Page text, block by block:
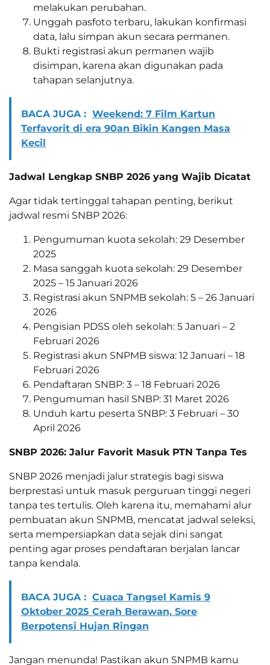
melakukan perubahan.
Unggah pasfoto terbaru, lakukan konfirmasi
data, lalu simpan akun secara permanen.
Bukti registrasi akun permanen wajib
disimpan, karena akan digunakan pada
tahapan selanjutnya.
BACA JUGA : Weekend: 7 Film Kartun
Terfavorit di era 90an Bikin Kangen Masa
Kecil
Jadwal Lengkap SNBP 2026 yang Wajib Dicatat
Agar tidak tertinggal tahapan penting, berikut
jadwal resmi SNBP 2026:
Pengumuman kuota sekolah: 29 Desember
2025
Masa sanggah kuota sekolah: 29 Desember
2025 – 15 Januari 2026
Registrasi akun SNPMB sekolah: 5 – 26 Januari
2026
Pengisian PDSS oleh sekolah: 5 Januari – 2
Februari 2026
Registrasi akun SNPMB siswa: 12 Januari – 18
Februari 2026
Pendaftaran SNBP: 3 – 18 Februari 2026
Pengumuman hasil SNBP: 31 Maret 2026
Unduh kartu peserta SNBP: 3 Februari – 30
April 2026
SNBP 2026: Jalur Favorit Masuk PTN Tanpa Tes
SNBP 2026 menjadi jalur strategis bagi siswa
berprestasi untuk masuk perguruan tinggi negeri
tanpa tes tertulis. Oleh karena itu, memahami alur
pembuatan akun SNPMB, mencatat jadwal seleksi,
serta mempersiapkan data sejak dini sangat
penting agar proses pendaftaran berjalan lancar
tanpa kendala.
BACA JUGA : Cuaca Tangsel Kamis 9
Oktober 2025 Cerah Berawan, Sore
Berpotensi Hujan Ringan
Jangan menunda! Pastikan akun SNPMB kamu